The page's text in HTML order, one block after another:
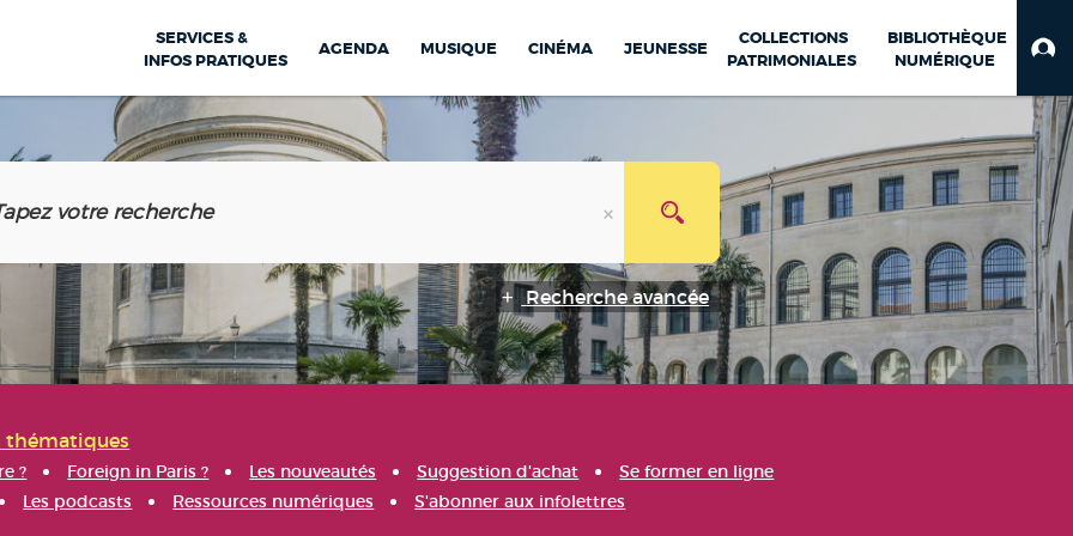
SERVICES &
INFOS PRATIQUES
AGENDA MUSIQUE CINÉMA JEUNESSE
COLLECTIONS
PATRIMONIALES
BIBLIOTHÈQUE
NUMÉRIQUE
Recherche avancée
thématiques
? Foreign in Paris ? Les nouveautés Suggestion d'achat
Se former en ligne
Les podcasts Ressources numériques S'abonner aux infolettres